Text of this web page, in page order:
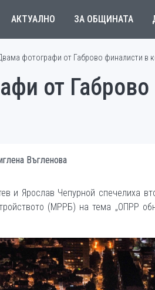
АКТУАЛНО ЗА ОБЩИНАТА
фотографи от Габрово финалисти в
от
Въгленова
и Ярослав Чепурной спечелиха
(МРРБ) на тема „ОПРР